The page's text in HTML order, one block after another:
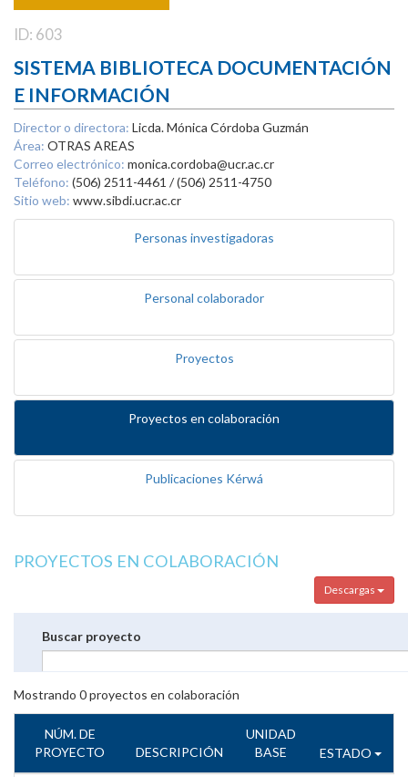
ID: 603
SISTEMA BIBLIOTECA DOCUMENTACIÓN
E INFORMACIÓN
Director o directora: Licda. Mónica Córdoba Guzmán
Área: OTRAS AREAS
Correo electrónico: monica.cordoba@ucr.ac.cr
Teléfono: (506) 2511-4461 / (506) 2511-4750
Sitio web: www.sibdi.ucr.ac.cr
Personas investigadoras
Personal colaborador
Proyectos
Proyectos en colaboración
Publicaciones Kérwá
PROYECTOS EN COLABORACIÓN
Descargas
Buscar proyecto
Mostrando 0proyectos en colaboración
NÚM. DE
PROYECTO
DESCRIPCIÓN
UNIDAD
BASE
ESTADO